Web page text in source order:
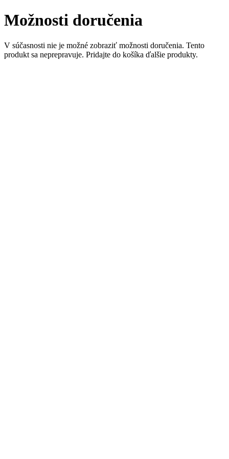
Možnosti doručenia
V súčasnosti nie je možné zobraziť možnosti doručenia. Tento
produkt sa neprepravuje. Pridajte do košíka ďalšie produkty.